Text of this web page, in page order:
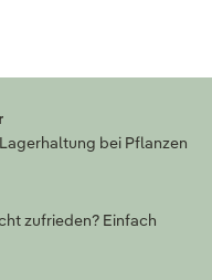
bei Pflanzen
zufrieden? Einfach